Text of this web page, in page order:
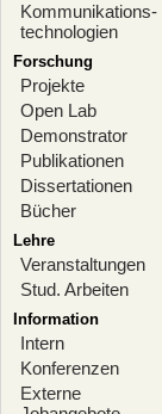
Kommunikations-
technologien
Forschung
Projekte
Open Lab
Demonstrator
Publikationen
Dissertationen
Bücher
Lehre
Veranstaltungen
Stud. Arbeiten
Information
Intern
Konferenzen
Externe